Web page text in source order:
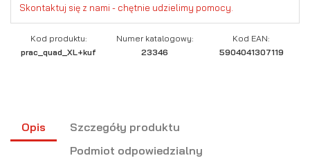
Skontaktuj się z nami - chętnie udzielimy pomocy.
Kod produktu:
prac_quad_XL+kuf
Numer katalogowy:
23346
Kod EAN:
5904041307119
Opis
Szczegóły produktu
Podmiot odpowiedzialny